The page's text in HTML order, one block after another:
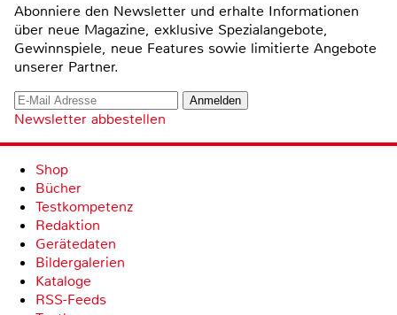
Abonniere den Newsletter und erhalte Informationen
über neue Magazine, exklusive Spezialangebote,
Gewinnspiele, neue Features sowie limitierte Angebote
unserer Partner.
Newsletter abbestellen
Shop
Bücher
Testkompetenz
Redaktion
Gerätedaten
Bildergalerien
Kataloge
RSS-Feeds